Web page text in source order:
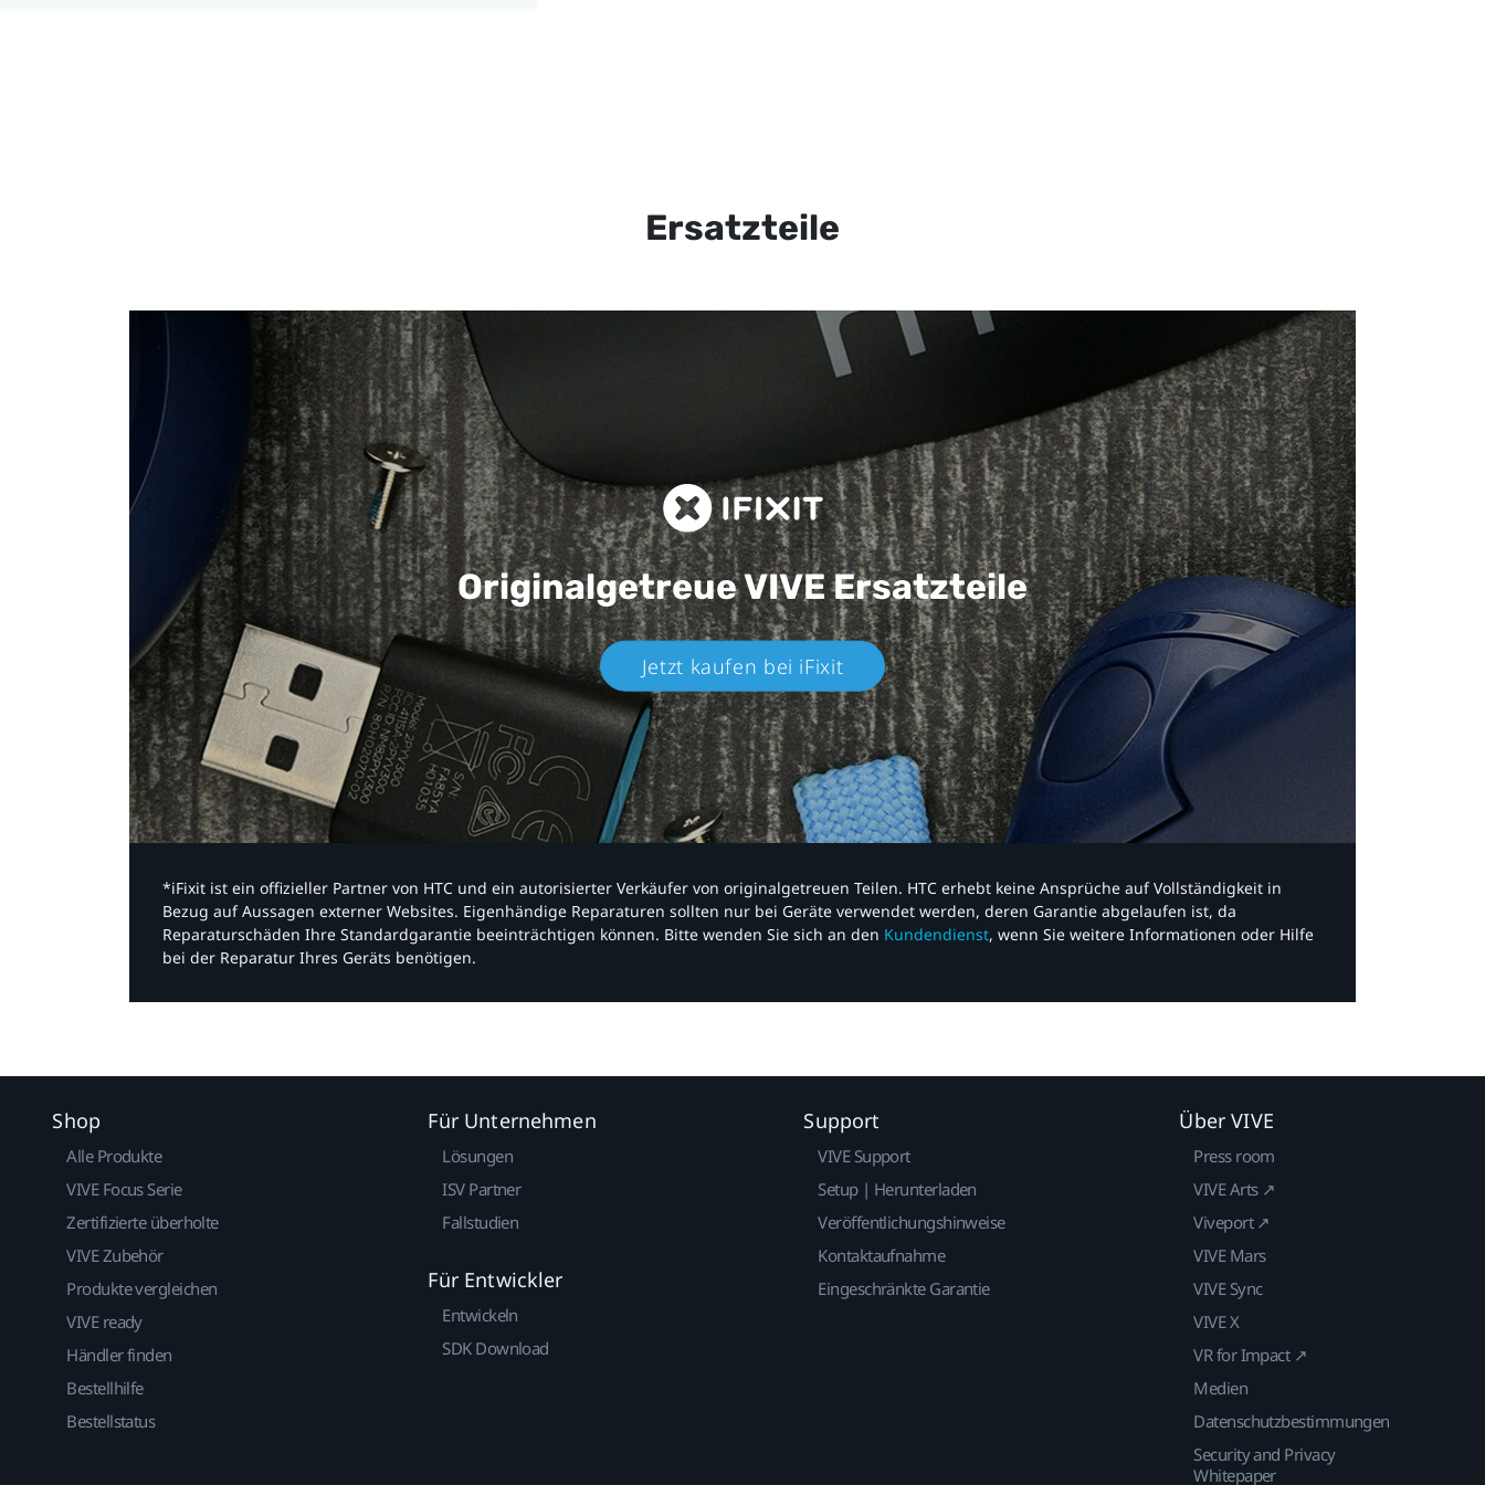
Ersatzteile
Originalgetreue VIVEErsatzteile
Jetzt kaufen bei iFixit​
*iFixit ist ein offizieller Partner von HTC und ein autorisierter Verkäufer von originalgetreuen Teilen. HTC erhebt keine Ansprüche auf Vollständigkeit in
Bezug auf Aussagen externer Websites. Eigenhändige Reparaturen sollten nur bei Geräte verwendet werden, deren Garantie abgelaufen ist, da
Reparaturschäden Ihre Standardgarantie beeinträchtigen können. Bitte wenden Sie sich an den Kundendienst, wenn Sie weitere Informationen oder Hilfe
bei der Reparatur Ihres Geräts benötigen.​
Shop
Alle Produkte
VIVE Focus Serie
Zertifizierte überholte
VIVE Zubehör
Produkte vergleichen
VIVE ready
Händler finden
Bestellhilfe
Bestellstatus
Für Unternehmen
Lösungen
ISV Partner
Fallstudien
Für Entwickler
Entwickeln
SDK Download
Support
VIVE Support
Setup | Herunterladen
Veröffentlichungshinweise
Kontaktaufnahme
Eingeschränkte Garantie
Über VIVE
Press room
VIVE Arts ↗
Viveport ↗
VIVE Mars
VIVE Sync
VIVE X
VR for Impact ↗
Medien
Datenschutzbestimmungen
Security and Privacy
Whitepaper